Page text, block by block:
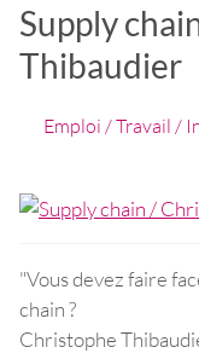
Supply
Thibaudier
Emploi / Travail /
"Vous devez faire
chain ?
Christophe